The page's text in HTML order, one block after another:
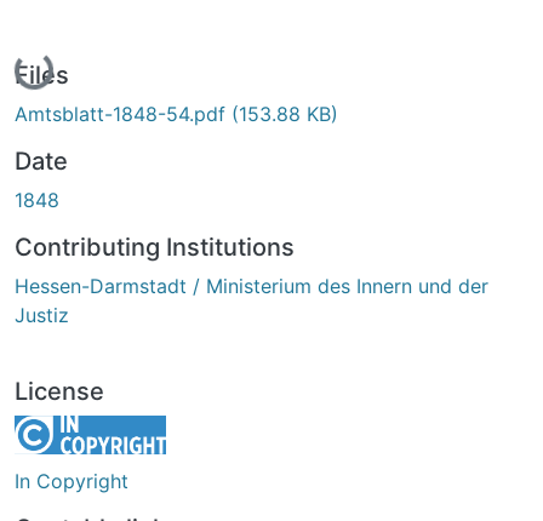
Loading...
Files
Amtsblatt-1848-54.pdf (153.88 KB)
Date
1848
Contributing Institutions
Hessen-Darmstadt / Ministerium des Innern und der
Justiz
License
In Copyright